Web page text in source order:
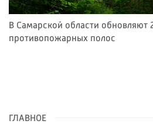
В Самарской области обновляют
противопожарных полос
ГЛАВНОЕ